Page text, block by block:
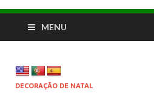
MENU
DECORAÇÃO DE NATAL